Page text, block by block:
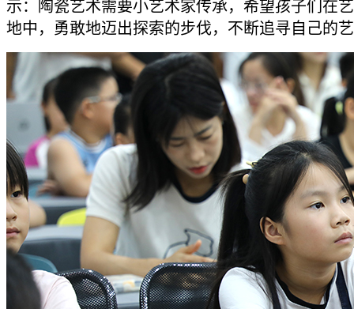
示：陶瓷艺术需要小艺术家传承，希望孩子们在
地中，勇敢地迈出探索的步伐，不断追寻自己的